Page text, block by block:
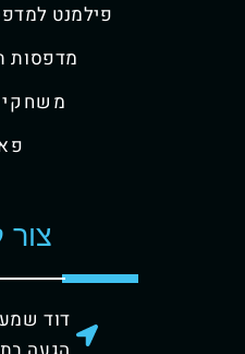
פילמנט
מדפסות
דוד שמעוני